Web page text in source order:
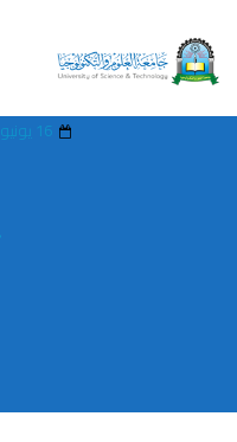
اللقاء التشاوري
16 يونيو، 2022